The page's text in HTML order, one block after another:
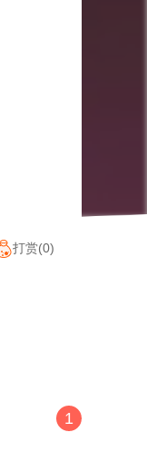
打赏(0)
1